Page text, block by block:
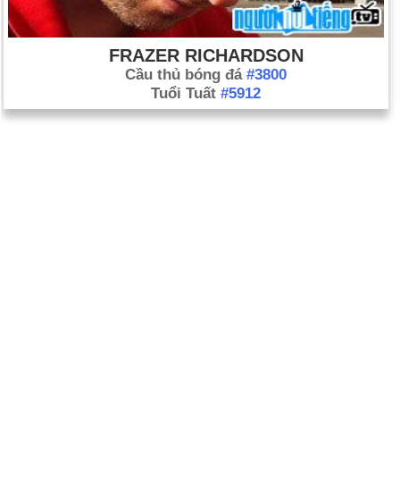
FRAZER RICHARDSON
Cầu thủ bóng đá #3800
Tuổi Tuất #5912